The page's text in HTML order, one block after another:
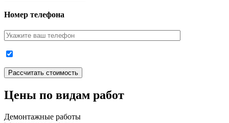
Номер телефона
Цены по видам работ
Демонтажные работы